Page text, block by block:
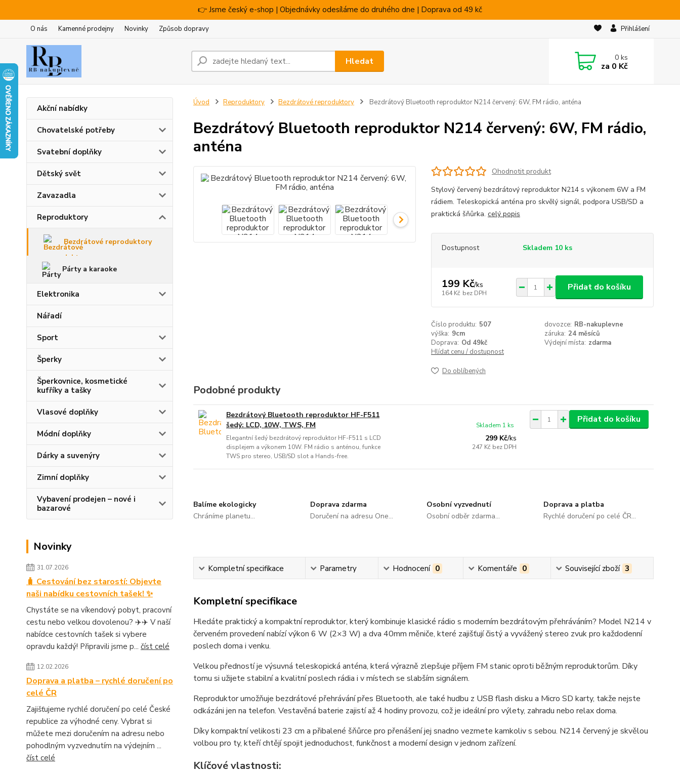
👉 Jsme český e-shop | Objednávky odesíláme do druhého dne | Doprava od 49 kč
O nás Kamenné prodejny Novinky Způsob dopravy Přihlášení
Hledat 0ks
za 0 Kč
Akční nabídky
Chovatelské potřeby
Svatební doplňky
Dětský svět
Zavazadla
Reproduktory
Bezdrátové reproduktory
Párty a karaoke
Elektronika
Nářadí
Sport
Šperky
Šperkovnice, kosmetické
kufříky a tašky
Vlasové doplňky
Módní doplňky
Dárky a suvenýry
Zimní doplňky
Vybavení prodejen – nové i
bazarové
Novinky
31.07.2026
🧳 Cestování bez starostí: Objevte
naši nabídku cestovních tašek! ✨
Chystáte se na víkendový pobyt, pracovní
cestu nebo velkou dovolenou? ✈️✈️ V naší
nabídce cestovních tašek si vybere
opravdu každý! Připravili jsme p... číst celé
12.02.2026
Doprava a platba – rychlé doručení po
celé ČR
Zajišťujeme rychlé doručení po celé České
republice za výhodné ceny. Vybrat si
můžete mezi doručením na adresu nebo
pohodlným vyzvednutím na výdejním ...
číst celé
Úvod Reproduktory Bezdrátové reproduktory Bezdrátový Bluetooth reproduktor N214 červený: 6W, FM rádio, anténa
Bezdrátový Bluetooth reproduktor N214 červený: 6W, FM rádio,
anténa
Ohodnotit produkt
Stylový červený bezdrátový reproduktor N214 s výkonem 6W a FM
rádiem. Teleskopická anténa pro skvělý signál, podpora USB/SD a
praktická šňůrka. celý popis
Dostupnost Skladem 10 ks
199 Kč/ks
164 Kč bez DPH
Přidat do košíku
Číslo produktu: 507 dovozce: RB-nakuplevne
výška: 9cm záruka: 24 měsíců
Doprava: Od 49kč Výdejní místa: zdarma
Hlídat cenu / dostupnost
Do oblíbených
Podobné produkty
Bezdrátový Bluetooth reproduktor HF-F511
šedý: LCD, 10W, TWS, FM
Elegantní šedý bezdrátový reproduktor HF-F511 s LCD
displejem a výkonem 10W. FM rádio s anténou, funkce
TWS pro stereo, USB/SD slot a Hands-free.
299 Kč/ks
247 Kč bez DPH
Skladem 1 ks
Přidat do košíku
Balíme ekologicky
Chráníme planetu...
Doprava zdarma
Doručení na adresu One...
Osobní vyzvednutí
Osobní odběr zdarma...
Doprava a platba
Rychlé doručení po celé ČR...
Kompletní specifikace Parametry Hodnocení 0 Komentáře 0 Související zboží 3
Kompletní specifikace
Hledáte praktický a kompaktní reproduktor, který kombinuje klasické rádio s moderním bezdrátovým přehráváním? Model N214 v
červeném provedení nabízí výkon 6 W (2×3 W) a dva 40mm měniče, které zajišťují čistý a vyvážený stereo zvuk pro každodenní
poslech doma i venku.
Velkou předností je výsuvná teleskopická anténa, která výrazně zlepšuje příjem FM stanic oproti běžným reproduktorům. Díky
tomu si užijete stabilní a kvalitní poslech rádia i v místech se slabším signálem.
Reproduktor umožňuje bezdrátové přehrávání přes Bluetooth, ale také hudbu z USB flash disku a Micro SD karty, takže nejste
odkázáni jen na telefon. Vestavěná baterie zajistí až 4 hodiny provozu, což je ideální pro výlety, zahradu nebo relax doma.
Díky kompaktní velikosti 23 cm a přibalené šňůrce pro přenášení jej snadno vezmete kamkoliv s sebou. N214 červený je skvělou
volbou pro ty, kteří chtějí spojit jednoduchost, funkčnost a moderní design v jednom zařízení.
Klíčové vlastnosti: